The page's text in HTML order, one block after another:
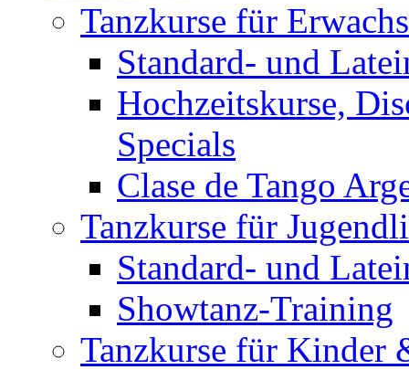
Tanzkurse für
Standard- und
Hochzeitskurse,
Specials
Clase de Tango
Tanzkurse für
Standard- und
Showtanz-Training
Tanzkurse für Kinder